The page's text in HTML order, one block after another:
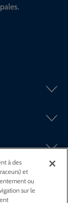
à des
et
ou
sur le